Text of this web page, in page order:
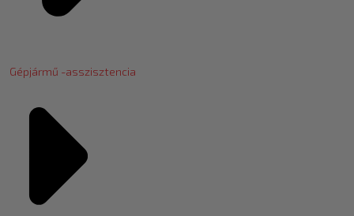
Gépjármű -asszisztencia